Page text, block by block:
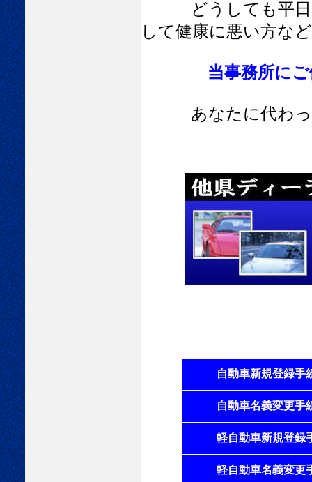
どうしても平
して健康に悪い方な
当事務所に
あなたに代わ
自動車新規登録手
自動車名義変更手
軽自動車新規登録
軽自動車名義変更